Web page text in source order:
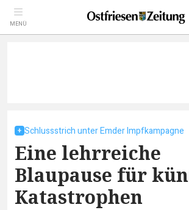
MENÜ
Schlussstrich unter Emder Impfkampagne
Eine lehrreiche
Blaupause für
Katastrophen